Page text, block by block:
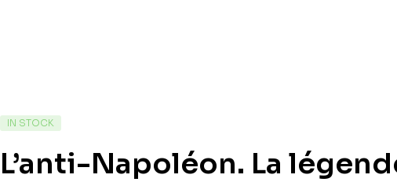
IN STOCK
L’anti-Napoléon. La